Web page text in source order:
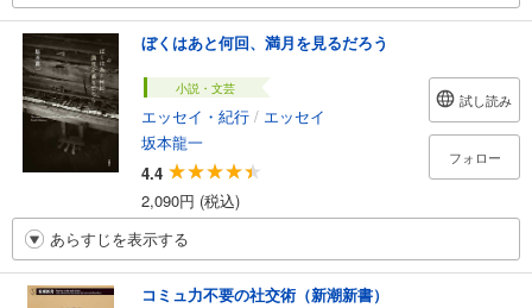
ぼくはあと何回、満月を見るだろう
小説・文芸
エッセイ・紀行 / エッセイ
坂本龍一
4.4
2,090円 (税込)
試し読み
フォロー
あらすじを表示する
コミュ力不要の社交術（新潮新書）